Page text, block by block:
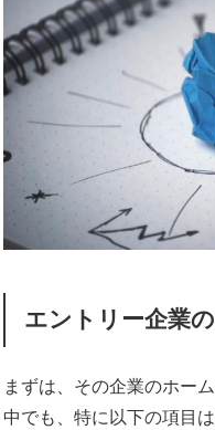
エントリー企業
まずは、その企業のホー
中でも、特に以下の項目